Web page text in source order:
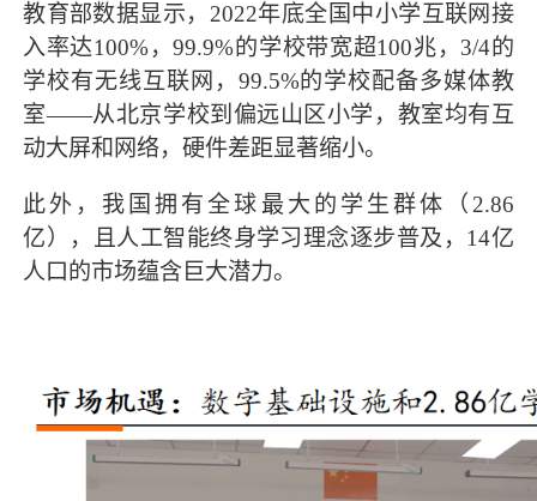
教育部数据显示，2022年底全国中小学互联网接
入率达100%，99.9%的学校带宽超100兆，3/4的
学校有无线互联网，99.5%的学校配备多媒体教
室——从北京学校到偏远山区小学，教室均有互
动大屏和网络，硬件差距显著缩小。
此外，我国拥有全球最大的学生群体（2.86
亿），且人工智能终身学习理念逐步普及，14亿
人口的市场蕴含巨大潜力。